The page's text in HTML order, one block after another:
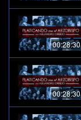
00:28:30
00:28:30